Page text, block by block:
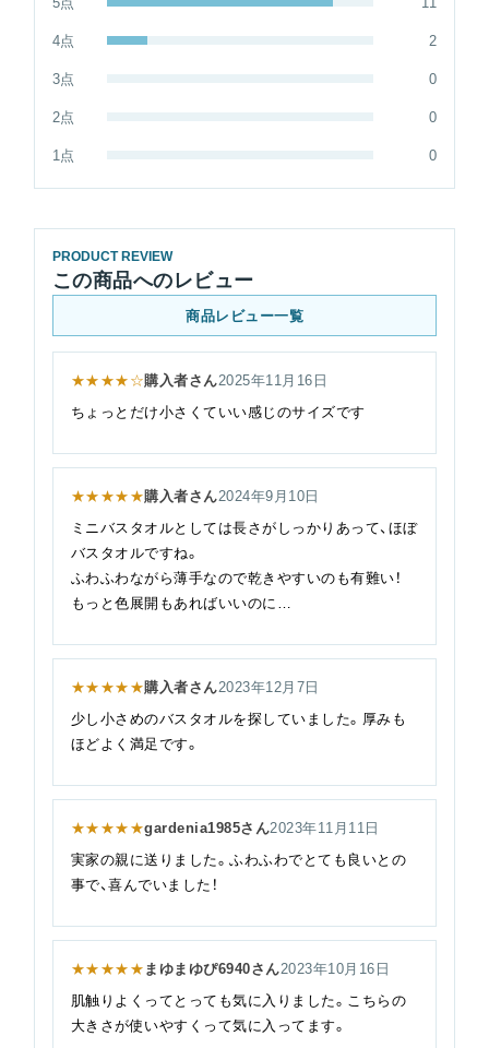
4点 2
3点 0
2点 0
1点 0
PRODUCT REVIEW
この商品へのレビュー
商品レビュー一覧
★★★★☆購入者さん2025年11月16日
ちょっとだけ小さくていい感じのサイズです
★★★★★購入者さん2024年9月10日
ミニバスタオルとしては長さがしっかりあって、ほぼ
バスタオルですね。
ふわふわながら薄手なので乾きやすいのも有難い！
もっと色展開もあればいいのに…
★★★★★購入者さん2023年12月7日
少し小さめのバスタオルを探していました。厚みも
ほどよく満足です。
★★★★★gardenia1985さん2023年11月11日
実家の親に送りました。ふわふわでとても良いとの
事で、喜んでいました！
★★★★★ まゆまゆぴ6940さん2023年10月16日
肌触りよくってとっても気に入りました。こちらの
大きさが使いやすくって気に入ってます。